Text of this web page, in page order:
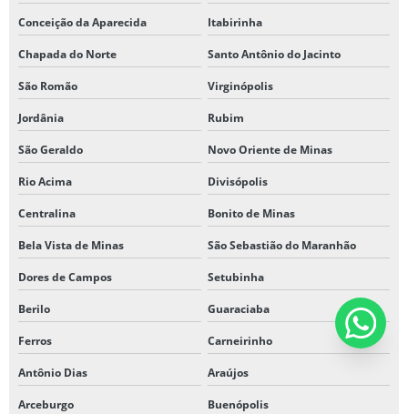
Conceição da Aparecida Itabirinha
Chapada do Norte Santo Antônio do Jacinto
São Romão Virginópolis
Jordânia Rubim
São Geraldo Novo Oriente de Minas
Rio Acima Divisópolis
Centralina Bonito de Minas
Bela Vista de Minas São Sebastião do Maranhão
Dores de Campos Setubinha
Berilo Guaraciaba
Ferros Carneirinho
Antônio Dias Araújos
Arceburgo Buenópolis